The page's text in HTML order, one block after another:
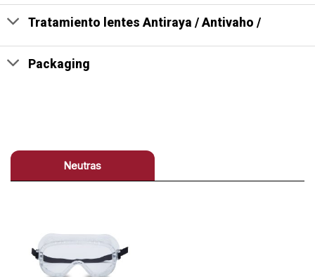
Tratamiento lentes Antiraya / Antivaho /
Packaging
Neutras